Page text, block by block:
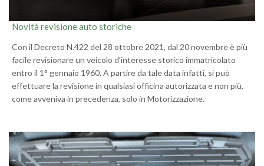
Novità revisione auto storiche
Con il Decreto N.422 del 28 ottobre 2021, dal 20 novembre è più
facile revisionare un veicolo d’interesse storico immatricolato
entro il 1° gennaio 1960. A partire da tale data infatti, si può
effettuare la revisione in qualsiasi officina autorizzata e non più,
come avveniva in precedenza, solo in Motorizzazione.